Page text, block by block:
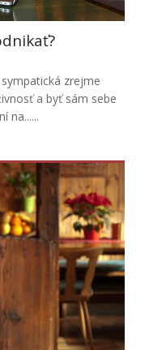
zrejme
a byť sám sebe
na......